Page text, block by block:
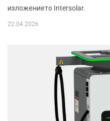
изложението Intersolar.
22.04.2026